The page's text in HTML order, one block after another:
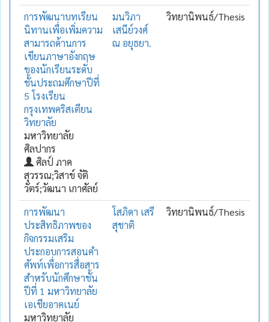
การพัฒนาบทเรียน
นิทานเพื่อเพิ่มความ
สามารถด้านการ
เขียนภาษาอังกฤษ
ของนักเรียนระดับ
ชั้นประถมศึกษาปีที่
5 โรงเรียน
กรุงเทพคริสเตียน
วิทยาลัย
มหาวิทยาลัย
ศิลปากร
ศิลป์ ภาค
สุวรรณ;วิสาข์ จัติ
วัตร์;วัฒนา เกาศัลย์
มนวิภา
เสนีย์วงศ์
ณ อยุธยา.
วิทยานิพนธ์/Thesis
การพัฒนา
ประสิทธิภาพของ
กิจกรรมเสริม
ประกอบการสอนคำ
ศัพท์เพื่อการสื่อสาร
สำหรับนักศึกษาชั้น
ปีที่ 1 มหาวิทยาลัย
เอเชียอาคเนย์
มหาวิทยาลัย
โสภิดา เสรี
สุชาติ
วิทยานิพนธ์/Thesis